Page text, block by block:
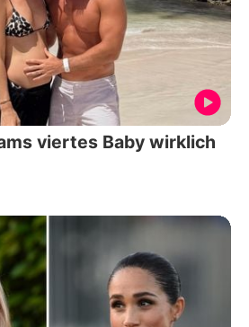
viertes Baby wirklich